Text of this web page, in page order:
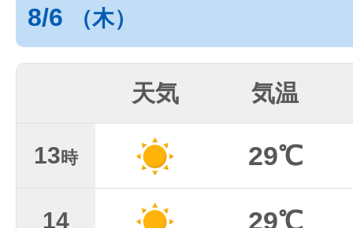
8/6 （木）
天気 気温
13時 29℃
14 29℃